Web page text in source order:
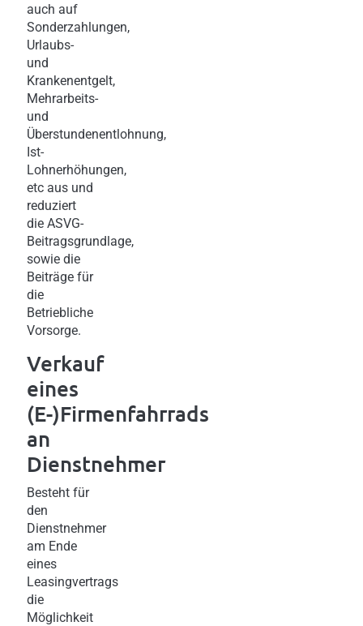
auch auf
Sonderzahlungen,
Urlaubs-
und
Krankenentgelt,
Mehrarbeits-
und
Überstundenentlohnung,
Ist-
Lohnerhöhungen,
etc aus und
reduziert
die ASVG-
Beitragsgrundlage,
sowie die
Beiträge für
die
Betriebliche
Vorsorge.
Verkauf
eines
(E-)Firmenfahrrads
an
Dienstnehmer
Besteht für
den
Dienstnehmer
am Ende
eines
Leasingvertrags
die
Möglichkeit